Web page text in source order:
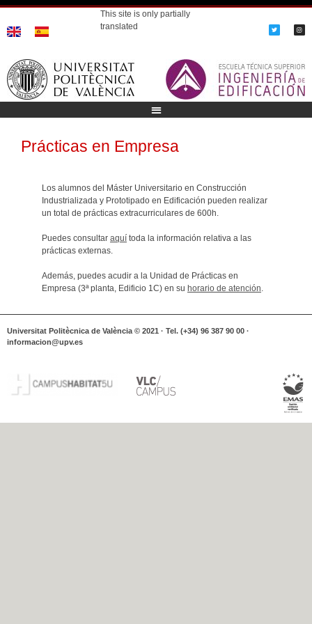
This site is only partially
translated
Prácticas en Empresa
Los alumnos del Máster Universitario en Construcción
Industrializada y Prototipado en Edificación pueden realizar
un total de prácticas extracurriculares de 600h.
Puedes consultar aquí toda la información relativa a las
prácticas externas.
Además, puedes acudir a la Unidad de Prácticas en
Empresa (3ª planta, Edificio 1C) en su horario de atención
Universitat Politècnica de València © 2021 · Tel. (+34) 96 387 90 00 ·
informacion@upv.es